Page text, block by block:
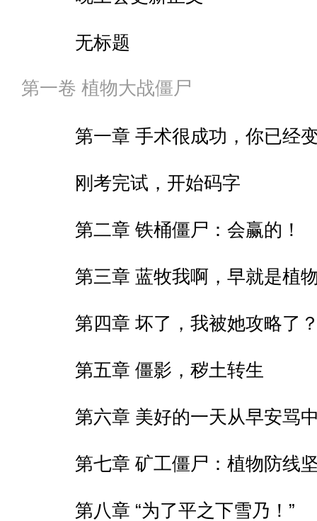
无标题
第一卷 植物大战僵尸
第一章 手术很成功，你已经
刚考完试，开始码字
第二章 铁桶僵尸：会赢的！
第三章 蓝牧我啊，早就是植
第四章 坏了，我被她攻略了
第五章 僵影，秽土转生
第六章 美好的一天从早安骂
第七章 矿工僵尸：植物防线
第八章 “为了平之下雪乃！”